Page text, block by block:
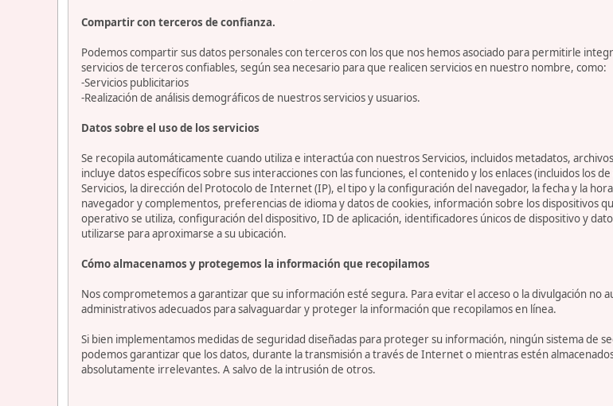
Compartir con terceros de confianza.
Podemos compartir sus datos personales con terceros con los que nos hemos asociado para permitirle
servicios de terceros confiables, según sea necesario para que realicen servicios en nuestro nombre, como:
-Servicios publicitarios
-Realización de análisis demográficos de nuestros servicios y usuarios.
Datos sobre el uso de los servicios
Se recopila automáticamente cuando utiliza e interactúa con nuestros Servicios, incluidos metadatos,
incluye datos específicos sobre sus interacciones con las funciones, el contenido y los enlaces (incluidos los
Servicios, la dirección del Protocolo de Internet (IP), el tipo y la configuración del navegador, la fecha y la
navegador y complementos, preferencias de idioma y datos de cookies, información sobre los dispositivos
operativo se utiliza, configuración del dispositivo, ID de aplicación, identificadores únicos de dispositivo y
utilizarse para aproximarse a su ubicación.
Cómo almacenamos y protegemos la información que recopilamos
Nos comprometemos a garantizar que su información esté segura. Para evitar el acceso o la divulgación
administrativos adecuados para salvaguardar y proteger la información que recopilamos en línea.
Si bien implementamos medidas de seguridad diseñadas para proteger su información, ningún sistema
podemos garantizar que los datos, durante la transmisión a través de Internet o mientras estén
absolutamente irrelevantes. A salvo de la intrusión de otros.